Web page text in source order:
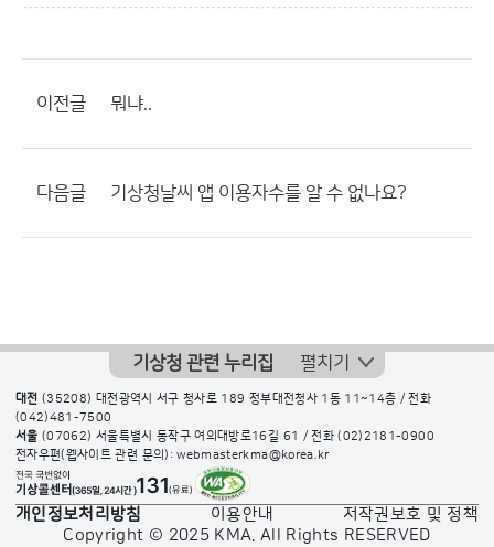
이전글 뭐냐..
다음글 기상청날씨 앱 이용자수를 알 수 없나요?
기상청 관련 누리집 펼치기
대전 (35208) 대전광역시 서구 청사로 189 정부대전청사 1동 11~14층 / 전화
(042)481-7500
서울 (07062) 서울특별시 동작구 여의대방로16길 61 / 전화(02)2181-0900
전자우편(웹사이트 관련 문의): webmasterkma@korea.kr
개인정보처리방침 이용안내
저작권보호 및 정책
Copyright © 2025 KMA. All Rights RESERVED